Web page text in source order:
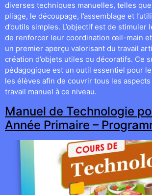
diverses techniques manuelles, telles
pliage, le découpage, l’assemblage et
d’outils simples. L’objectif est de stimuler
de renforcer leur coordination œil-main
un premier aperçu valorisant du travail
création d’objets utiles ou décoratifs. Ce
pédagogique est un outil essentiel pour
les élèves afin de couvrir tous les
travail manuel à ce niveau.
Manuel de Technologie
Année Primaire –